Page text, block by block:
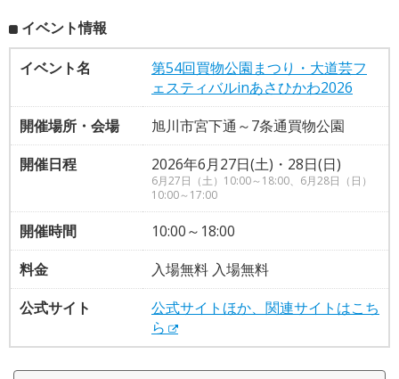
イベント情報
イベント名
第54回買物公園まつり・大道芸フ
ェスティバルinあさひかわ2026
開催場所・会場
旭川市宮下通～7条通買物公園
開催日程
2026年6月27日(土)・28日(日)
6月27日（土）10:00～18:00、6月28日（日）
10:00～17:00
開催時間
10:00～18:00
料金
入場無料 入場無料
公式サイト
公式サイトほか、関連サイトはこち
ら